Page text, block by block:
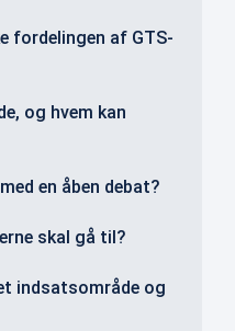
fordelingen af GTS-
og hvem kan
en åben debat?
skal gå til?
indsatsområde og